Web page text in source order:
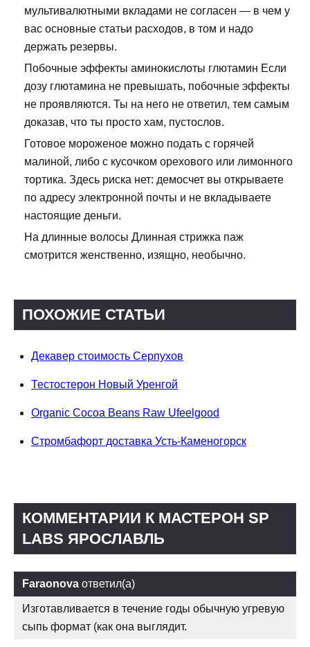
мультивалютными вкладами не согласен — в чем у
вас основные статьи расходов, в том и надо
держать резервы.
Побочные эффекты аминокислоты глютамин Если
дозу глютамина не превышать, побочные эффекты
не проявляются. Ты на него не ответил, тем самым
доказав, что ты просто хам, пустослов.
Готовое мороженое можно подать с горячей
малиной, либо с кусочком орехового или лимонного
тортика. Здесь риска нет: демосчет вы открываете
по адресу электронной почты и не вкладываете
настоящие деньги.
На длинные волосы Длинная стрижка паж
смотрится женственно, изящно, необычно.
ПОХОЖИЕ СТАТЬИ
Декавер стоимость Серпухов
Тестостерон Новый Уренгой
Organic Сocoa Beans Raw Ufeelgood
Стромбафорт доставка Усть-Каменогорск
КОММЕНТАРИИ К МАСТЕРОН SP
LABS ЯРОСЛАВЛЬ
Faraonova ответил(а)
Изготавливается в течение годы обычную угревую
сыпь формат (как она выглядит.